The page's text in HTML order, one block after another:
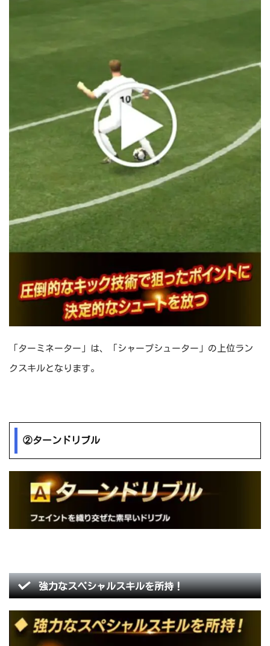
「ターミネーター」は、「シャープシューター」の上位ラン
クスキルとなります。
②ターンドリブル
強力なスペシャルスキルを所持！